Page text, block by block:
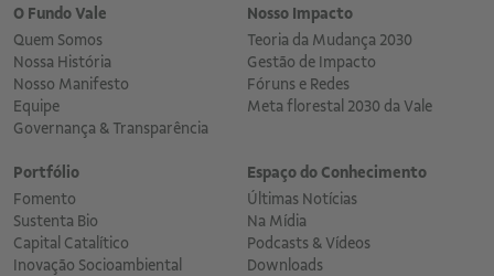
O Fundo Vale
Quem Somos
Nossa História
Nosso Manifesto
Equipe
Governança & Transparência
Nosso Impacto
Teoria da Mudança 2030
Gestão de Impacto
Fóruns e Redes
Meta florestal 2030 da Vale
Portfólio
Fomento
Sustenta Bio
Capital Catalítico
Inovação Socioambiental
Espaço do Conhecimento
Últimas Notícias
Na Mídia
Podcasts & Vídeos
Downloads